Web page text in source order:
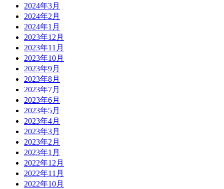
2024年3月
2024年2月
2024年1月
2023年12月
2023年11月
2023年10月
2023年9月
2023年8月
2023年7月
2023年6月
2023年5月
2023年4月
2023年3月
2023年2月
2023年1月
2022年12月
2022年11月
2022年10月